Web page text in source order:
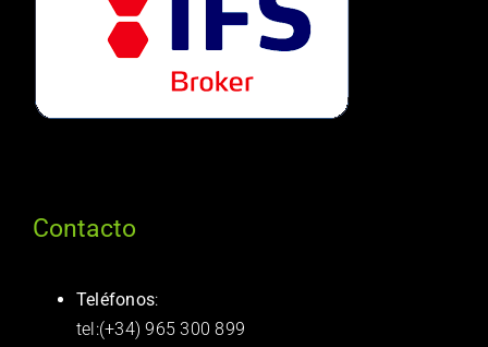
Contacto
Teléfonos:
tel:(+34) 965 300 899